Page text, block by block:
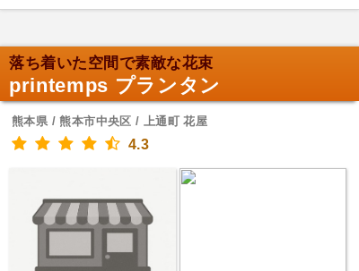
落ち着いた空間で素敵な花束
printemps プランタン
熊本県 / 熊本市中央区 / 上通町 花屋
4.3